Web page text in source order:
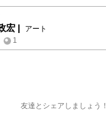
ィスト自
画開催
な場所や
を繋い
長させる
宏 |
アート
1
友達とシェアしましょう！